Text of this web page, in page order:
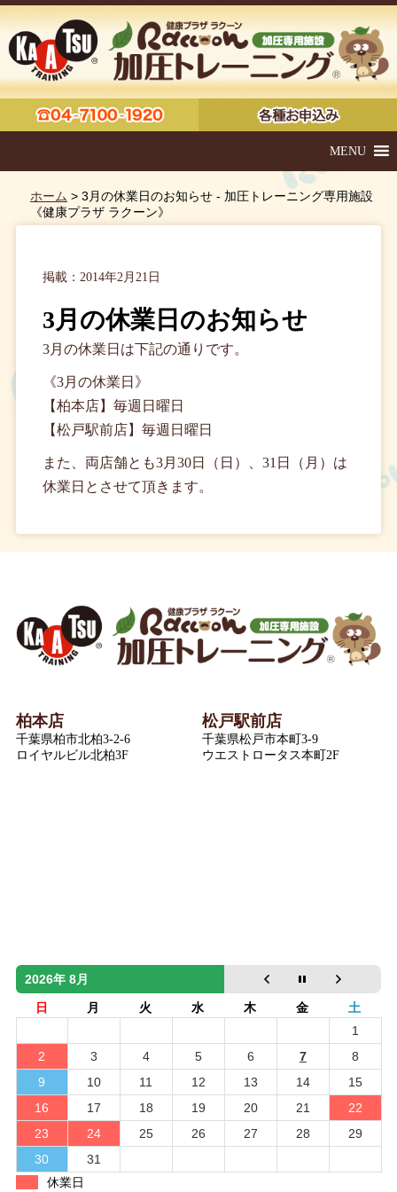
MENU
ホーム > 3月の休業日のお知らせ - 加圧トレーニング専用施設
《健康プラザ ラクーン》
掲載：2014年2月21日
3月の休業日のお知らせ
3月の休業日は下記の通りです。
《3月の休業日》
【柏本店】毎週日曜日
【松戸駅前店】毎週日曜日
また、両店舗とも3月30日（日）、31日（月）は
休業日とさせて頂きます。
柏本店
千葉県柏市北柏3-2-6
ロイヤルビル北柏3F
松戸駅前店
千葉県松戸市本町3-9
ウエストロータス本町2F
2026年 8月
日
月 火 水 木 金
土
1
2
3 4 5 6 7
8
9
10 11 12 13 14
15
16
17 18 19 20 21
22
23
24 25 26 27 28
29
30
31
休業日